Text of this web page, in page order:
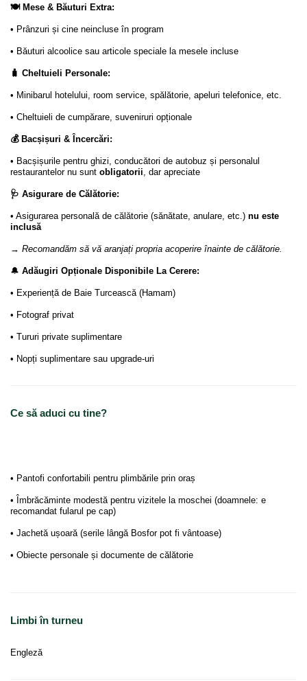
🍽️ Mese & Băuturi Extra:
• Prânzuri și cine neincluse în program
• Băuturi alcoolice sau articole speciale la mesele incluse
🧳 Cheltuieli Personale:
• Minibarul hotelului, room service, spălătorie, apeluri telefonice, etc.
• Cheltuieli de cumpărare, suveniruri opționale
💰 Bacșișuri & Încercări:
• Bacșișurile pentru ghizi, conducători de autobuz și personalul
restaurantelor nu sunt obligatorii, dar apreciate
🩺 Asigurare de Călătorie:
• Asigurarea personală de călătorie (sănătate, anulare, etc.) nu este
inclusă
→ Recomandăm să vă aranjați propria acoperire înainte de călătorie.
🔔 Adăugiri Opționale Disponibile La Cerere:
• Experiență de Baie Turcească (Hamam)
• Fotograf privat
• Tururi private suplimentare
• Nopți suplimentare sau upgrade-uri
Ce să aduci cu tine?
• Pantofi confortabili pentru plimbările prin oraș
• Îmbrăcăminte modestă pentru vizitele la moschei (doamnele: e
recomandat fularul pe cap)
• Jachetă ușoară (serile lângă Bosfor pot fi vântoase)
• Obiecte personale și documente de călătorie
Limbi în turneu
Engleză